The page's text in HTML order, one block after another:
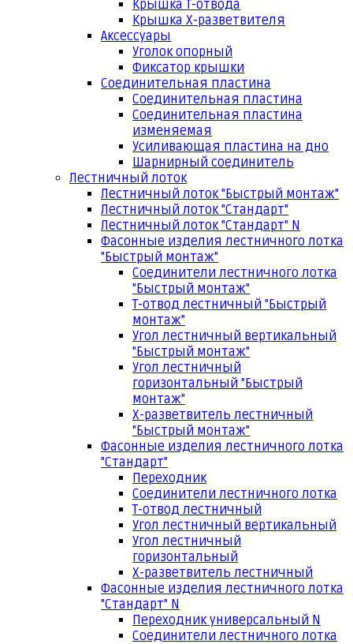
Крышка Т-отвода
Крышка Х-разветвителя
Аксессуары
Уголок опорный
Фиксатор крышки
Соединительная пластина
Соединительная пластина
Соединительная пластина
изменяемая
Усиливающая пластина на дно
Шарнирный соединитель
Лестничный лоток
Лестничный лоток "Быстрый монтаж"
Лестничный лоток "Стандарт"
Лестничный лоток "Стандарт" N
Фасонные изделия лестничного лотка
"Быстрый монтаж"
Соединители лестничного лотка
"Быстрый монтаж"
Т-отвод лестничный "Быстрый
монтаж"
Угол лестничный вертикальный
"Быстрый монтаж"
Угол лестничный
горизонтальный "Быстрый
монтаж"
Х-разветвитель лестничный
"Быстрый монтаж"
Фасонные изделия лестничного лотка
"Стандарт"
Переходник
Соединители лестничного лотка
Т-отвод лестничный
Угол лестничный вертикальный
Угол лестничный
горизонтальный
Х-разветвитель лестничный
Фасонные изделия лестничного лотка
"Стандарт" N
Переходник универсальный N
Соединители лестничного лотка